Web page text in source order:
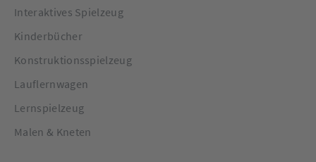
Interaktives Spielzeug
Kinderbücher
Konstruktionsspielzeug
Lauflernwagen
Lernspielzeug
Malen & Kneten